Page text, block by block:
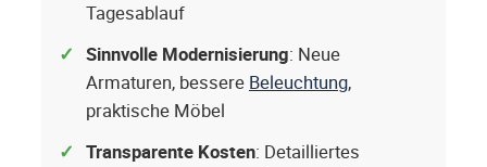
Tagesablauf
Sinnvolle Modernisierung: Neue
Armaturen, bessere Beleuchtung,
praktische Möbel
Transparente Kosten: Detailliertes